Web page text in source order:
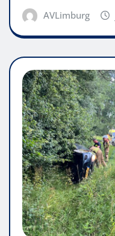
AVLimburg